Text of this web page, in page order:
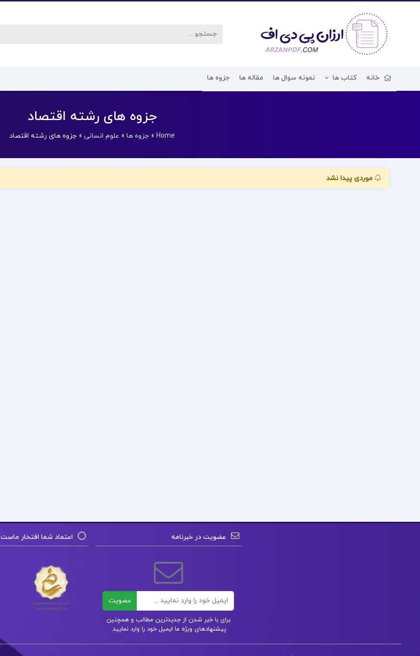
خانه کتاب ها نمونه سوال ها مقاله ها جزوه ها
جزوه های رشته اقتصاد
Home
»جزوه ها » علوم انسانی »جزوه های رشته اقتصاد
موردی پیدا نشد
عضویت در خبرنامه
ایمیل عضویت
برای با خبر شدن از جدیدترین مطالب و همچنین
پیشنهادهای ویژه ما ایمیل خود را وارد نمایید.
اعتماد شما افتخار ماست